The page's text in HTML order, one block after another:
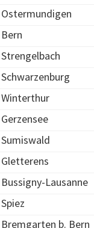
Ostermundigen
Bern
Strengelbach
Schwarzenburg
Winterthur
Gerzensee
Sumiswald
Gletterens
Bussigny-Lausanne
Spiez
Bremgarten b. Bern